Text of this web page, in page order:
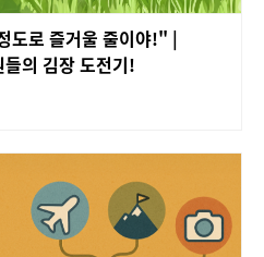
도로 즐거울 줄이야!" |
의 김장 도전기!